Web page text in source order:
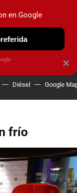
Diésel Google
frío
×
en Google